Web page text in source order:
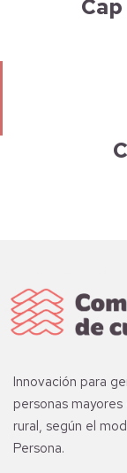
Innovación para
personas
rural, según el
Persona.